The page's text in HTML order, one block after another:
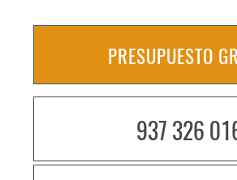
PRESUPUESTO
937 326